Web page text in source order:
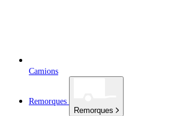
Camions
Remorques
Remorques